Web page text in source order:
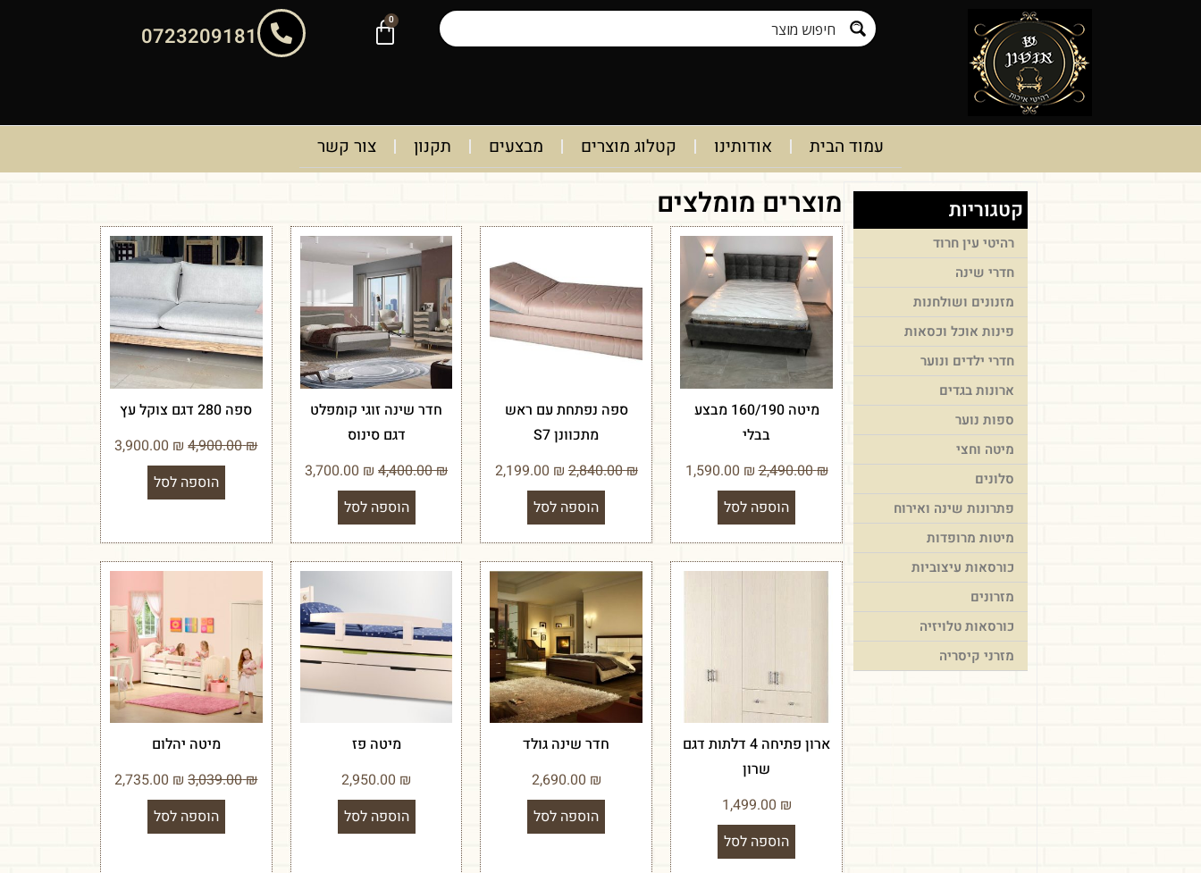
0
0723209181
עמוד הבית אודותינו קטלוג מוצרים מבצעים תקנון צור קשר
קטגוריות
רהיטי עין חרוד
חדרי שינה
מזנונים ושולחנות
פינות אוכל וכסאות
חדרי ילדים ונוער
ארונות בגדים
ספות נוער
מיטה וחצי
סלונים
פתרונות שינה ואירוח
מיטות מרופדות
כורסאות עיצוביות
מזרונים
כורסאות טלויזיה
מזרני קיסריה
מוצרים מומלצים
מיטה 160/190 מבצע
בבלי
₪
2,490.00
₪
הוספה לסל
ספה נפתחת עם ראש
מתכוונן S7
₪
2,840.00
₪
הוספה לסל
חדר שינה זוגי קומפלט
דגם סינוס
₪
4,400.00
₪
הוספה לסל
ספה 280 דגם צוקל עץ
₪
4,900.00
₪
הוספה לסל
ארון פתיחה 4 דלתות דגם
שרון
₪
הוספה לסל
חדר שינה גולד
₪
הוספה לסל
מיטה פז
₪
הוספה לסל
מיטה יהלום
₪
3,039.00
₪
הוספה לסל